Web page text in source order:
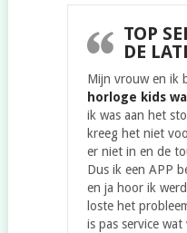
TOP
DE
Mijn vrouw en ik
horloge kids
ik was aan het
kreeg het niet
er niet in en de
Dus ik een APP
en ja hoor ik
loste het
is pas service